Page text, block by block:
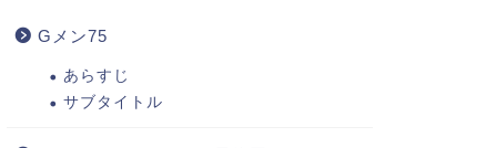
Gメン75
あらすじ
サブタイトル